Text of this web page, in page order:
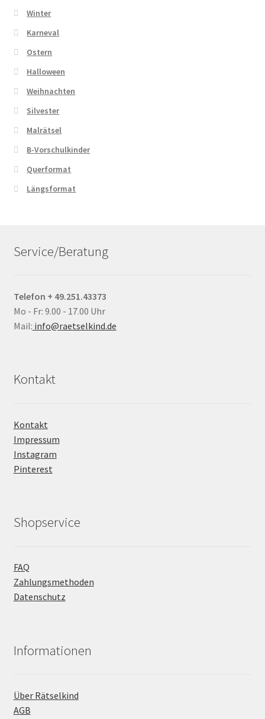
Winter
Karneval
Ostern
Halloween
Weihnachten
Silvester
Malrätsel
B-Vorschulkinder
Querformat
Längsformat
Service/Beratung
Telefon + 49.251.43373
Mo - Fr: 9.00 - 17.00 Uhr
Mail: info@raetselkind.de
Kontakt
Kontakt
Impressum
Instagram
Pinterest
Shopservice
FAQ
Zahlungsmethoden
Datenschutz
Informationen
Über Rätselkind
AGB